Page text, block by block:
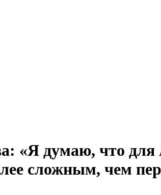
«Я думаю, что для
сложным, чем